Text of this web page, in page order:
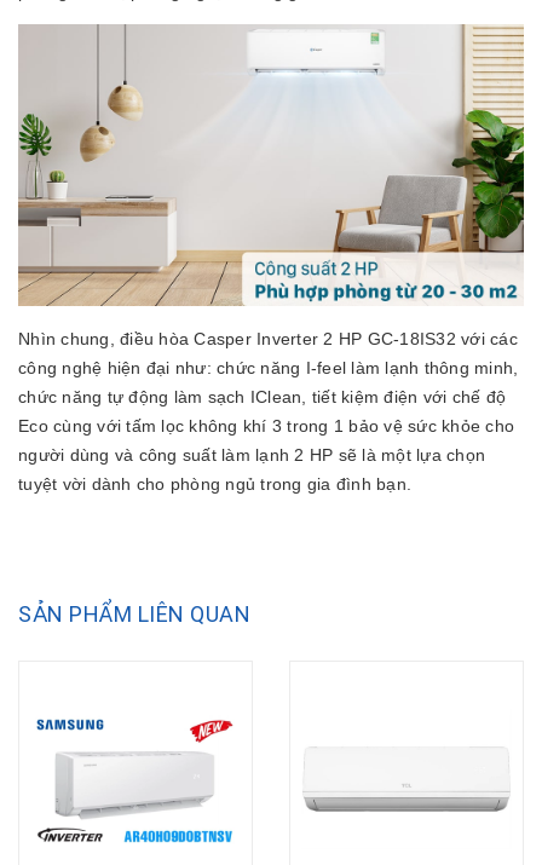
Nhìn chung, điều hòa Casper Inverter 2 HP GC-18IS32 với các
công nghệ hiện đại như: chức năng I-feel làm lạnh thông minh,
chức năng tự động làm sạch IClean, tiết kiệm điện với chế độ
Eco cùng với tấm lọc không khí 3 trong 1 bảo vệ sức khỏe cho
người dùng và công suất làm lạnh 2 HP sẽ là một lựa chọn
tuyệt vời dành cho phòng ngủ trong gia đình bạn.
SẢN PHẨM LIÊN QUAN